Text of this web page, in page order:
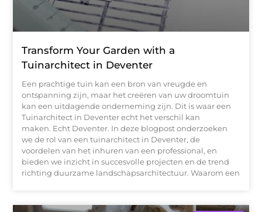
Transform Your Garden with a
Tuinarchitect in Deventer
Een prachtige tuin kan een bron van vreugde en
ontspanning zijn, maar het creëren van uw droomtuin
kan een uitdagende onderneming zijn. Dit is waar een
Tuinarchitect in Deventer echt het verschil kan
maken. Echt Deventer. In deze blogpost onderzoeken
we de rol van een tuinarchitect in Deventer, de
voordelen van het inhuren van een professional, en
bieden we inzicht in succesvolle projecten en de trend
richting duurzame landschapsarchitectuur. Waarom een